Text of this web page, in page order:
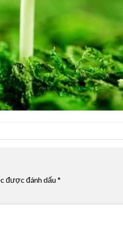
được đánh dấu*